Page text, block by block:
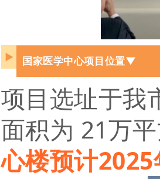
▶ 国家医学中心项目位置▼
项目选址于我
面积为 21万
心楼预计